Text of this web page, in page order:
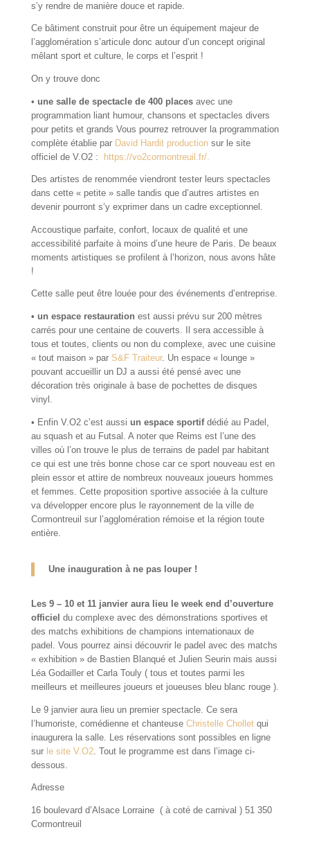
s’y rendre de manière douce et rapide.
Ce bâtiment construit pour être un équipement majeur de
l’agglomération s’articule donc autour d’un concept original
mêlant sport et culture, le corps et l’esprit !
On y trouve donc
• une salle de spectacle de 400 placesavec une
programmation liant humour, chansons et spectacles divers
pour petits et grands Vous pourrez retrouver la programmation
complète établie par David Hardit productionsur le site
officiel de V.O2 :
https://vo2cormontreuil.fr/.
Des artistes de renommée viendront tester leurs spectacles
dans cette « petite » salle tandis que d’autres artistes en
devenir pourront s’y exprimer dans un cadre exceptionnel.
Accoustique parfaite, confort, locaux de qualité et une
accessibilité parfaite à moins d’une heure de Paris. De beaux
moments artistiques se profilent à l’horizon, nous avons hâte
!
Cette salle peut être louée pour des événements d’entreprise.
• un espace restauration est aussi prévu sur 200 mètres
carrés pour une centaine de couverts. Il sera accessible à
tous et toutes, clients ou non du complexe, avec une cuisine
« tout maison » par S&F Traiteur. Un espace « lounge »
pouvant accueillir un DJ a aussi été pensé avec une
décoration très originale à base de pochettes de disques
vinyl.
• Enfin V.O2 c’est aussi un espace sportifdédié au Padel,
au squash et au Futsal. A noter que Reims est l’une des
villes où l’on trouve le plus de terrains de padel par habitant
ce qui est une très bonne chose car ce sport nouveau est en
plein essor et attire de nombreux nouveaux joueurs hommes
et femmes. Cette proposition sportive associée à la culture
va développer encore plus le rayonnement de la ville de
Cormontreuil sur l’agglomération rémoise et la région toute
entière.
Une inauguration à ne pas louper !
Les 9 – 10 et 11 janvier aura lieu le week end d’ouverture
officiel du complexe avec des démonstrations sportives et
des matchs exhibitions de champions internationaux de
padel. Vous pourrez ainsi découvrir le padel avec des matchs
« exhibition » de Bastien Blanqué et Julien Seurin mais aussi
Léa Godailler et Carla Touly ( tous et toutes parmi les
meilleurs et meilleures joueurs et joueuses bleu blanc rouge ).
Le 9 janvier aura lieu un premier spectacle. Ce sera
l’humoriste, comédienne et chanteuse Christelle Cholletqui
inaugurera la salle. Les réservations sont possibles en ligne
sur le site V.O2. Tout le programme est dans l’image ci-
dessous.
Adresse
16 boulevard d’Alsace Lorraine ( à coté de carnival ) 51 350
Cormontreuil